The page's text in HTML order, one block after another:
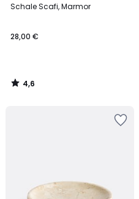
Schale Scafi, Marmor
28,00 €
/ 5
4,6
/